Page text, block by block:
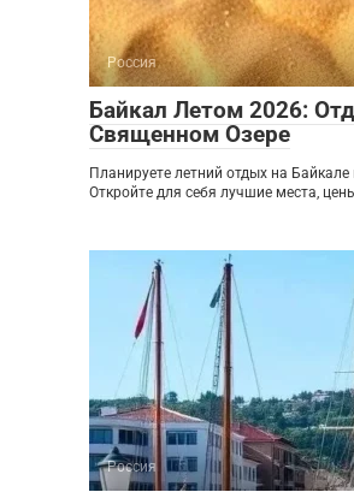
Россия
Байкал Летом 2026:
Священном Озере
Планируете летний отдых на Байкале
Откройте для себя лучшие места,
Россия